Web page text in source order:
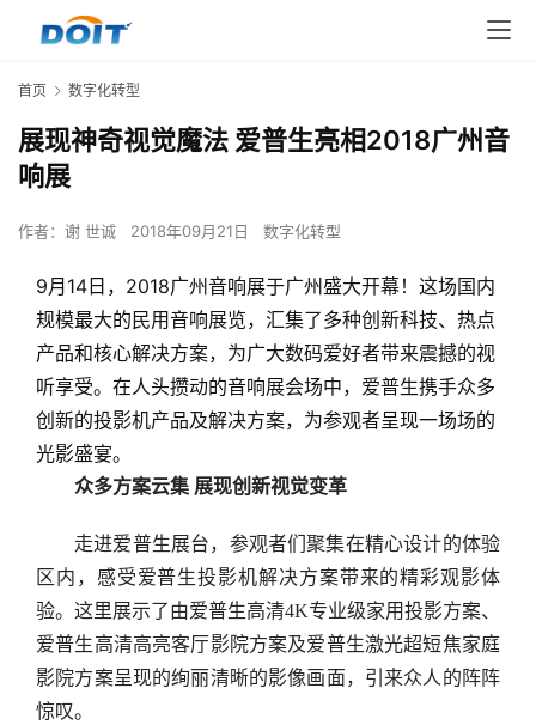
首页 数字化转型
展现神奇视觉魔法 爱普生亮相2018广州音
响展
作者： 谢 世诚 2018年09月21日 数字化转型
9月14日，2018广州音响展于广州盛大开幕！这场国内
规模最大的民用音响展览，汇集了多种创新科技、热点
产品和核心解决方案，为广大数码爱好者带来震撼的视
听享受。在人头攒动的音响展会场中，爱普生携手众多
创新的投影机产品及解决方案，为参观者呈现一场场的
光影盛宴。
众多方案云集 展现创新视觉变革
走进爱普生展台，参观者们聚集在精心设计的体验
区内，感受爱普生投影机解决方案带来的精彩观影体
验。这里展示了由爱普生高清4K专业级家用投影方案、
爱普生高清高亮客厅影院方案及爱普生激光超短焦家庭
影院方案呈现的绚丽清晰的影像画面，引来众人的阵阵
惊叹。